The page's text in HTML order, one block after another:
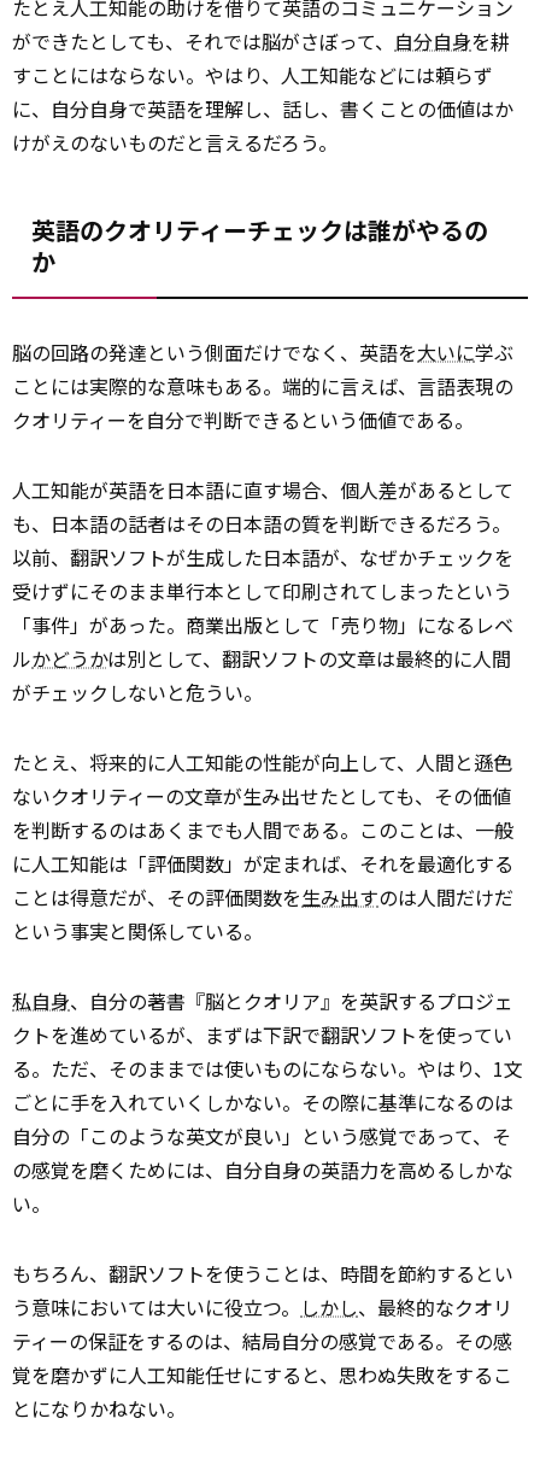
たとえ人工知能の助けを借りて英語のコミュニケーション
ができたとしても、それでは脳がさぼって、 自分自身を耕
すことにはならない。やはり、人工知能などには頼らず
に、自分自身で英語を理解し、話し、書くことの価値はか
けがえのないものだと言えるだろう。
英語のクオリティーチェックは誰がやるの
か
脳の回路の発達という側面だけでなく、英語を大いに学ぶ
ことには実際的な意味もある。端的に言えば、言語表現の
クオリティーを自分で判断できるという価値である。
人工知能が英語を日本語に直す場合、個人差があるとして
も、日本語の話者はその日本語の質を判断できるだろう。
以前、翻訳ソフトが生成した日本語が、なぜかチェックを
受けずにそのまま単行本として印刷されてしまったという
「事件」があった。商業出版として「売り物」になるレベ
ルかどうかは別として、翻訳ソフトの文章は最終的に人間
がチェックしないと危うい。
たとえ、将来的に人工知能の性能が向上して、人間と遜色
ないクオリティーの文章が生み出せたとしても、その価値
を判断するのはあくまでも人間である。このことは、一般
に人工知能は「評価関数」が定まれば、それを最適化する
ことは得意だが、その評価関数を生み出すのは人間だけだ
という事実と関係している。
私自身、自分の著書『脳とクオリア』を英訳するプロジェ
クトを進めているが、まずは下訳で翻訳ソフトを使ってい
る。ただ、そのままでは使いものにならない。やはり、1文
ごとに手を入れていくしかない。その際に基準になるのは
自分の「このような英文が良い」という感覚であって、そ
の感覚を磨くためには、自分自身の英語力を高めるしかな
い。
もちろん、翻訳ソフトを使うことは、時間を節約するとい
う意味においては大いに役立つ。 しかし、最終的なクオリ
ティーの保証をするのは、結局自分の感覚である。その感
覚を磨かずに人工知能任せにすると、思わぬ失敗をするこ
とになりかねない。